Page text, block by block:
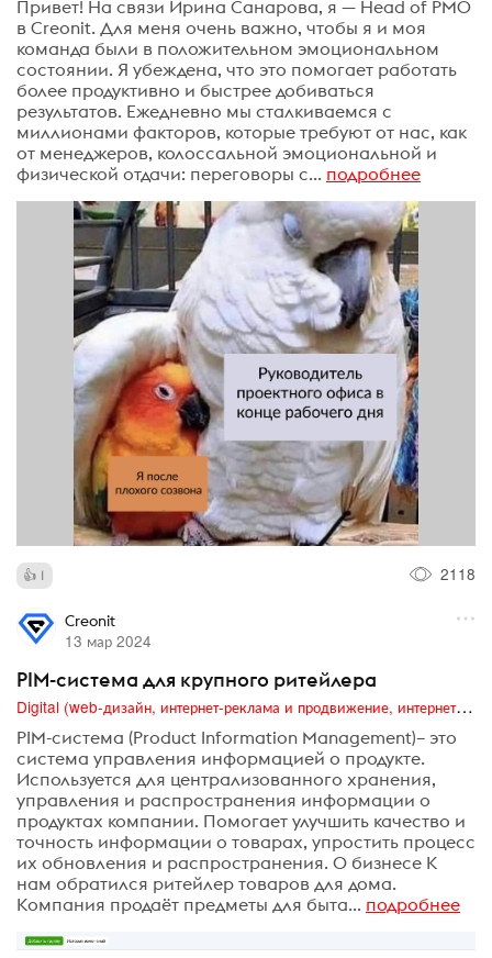
Привет! На связи Ирина Санарова, я — Head of PMO
в Creonit. Для меня очень важно, чтобы я и моя
команда были в положительном эмоциональном
состоянии. Я убеждена, что это помогает работать
более продуктивно и быстрее добиваться
результатов. Ежедневно мы сталкиваемся с
миллионами факторов, которые требуют от нас, как
от менеджеров, колоссальной эмоциональной и
физической отдачи: переговоры с... подробнее
1 2118
Creonit
13 мар 2024
PIM-система для крупного ритейлера
Digital (web-дизайн, интернет-реклама и продвижение, интернет-сообщества и блоги, интернет-коммуникации, мобильный маркетинг, реклама на цифровых экранах)
PIM-система (Product Information Management)– это
система управления информацией о продукте.
Используется для централизованного хранения,
управления и распространения информации о
продуктах компании. Помогает улучшить качество и
точность информации о товарах, упростить процесс
их обновления и распространения. О бизнесе К
нам обратился ритейлер товаров для дома.
Компания продаёт предметы для быта... подробнее